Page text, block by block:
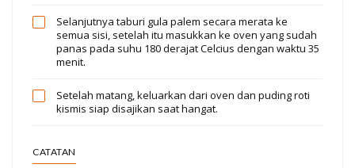
Selanjutnya taburi gula palem secara merata ke
semua sisi, setelah itu masukkan ke oven yang sudah
panas pada suhu 180 derajat Celcius dengan waktu 35
menit.
Setelah matang, keluarkan dari oven dan puding roti
kismis siap disajikan saat hangat.
CATATAN